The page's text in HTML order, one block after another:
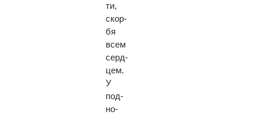
ти,
скор­
бя
всем
серд­
цем.
У
под­
но­